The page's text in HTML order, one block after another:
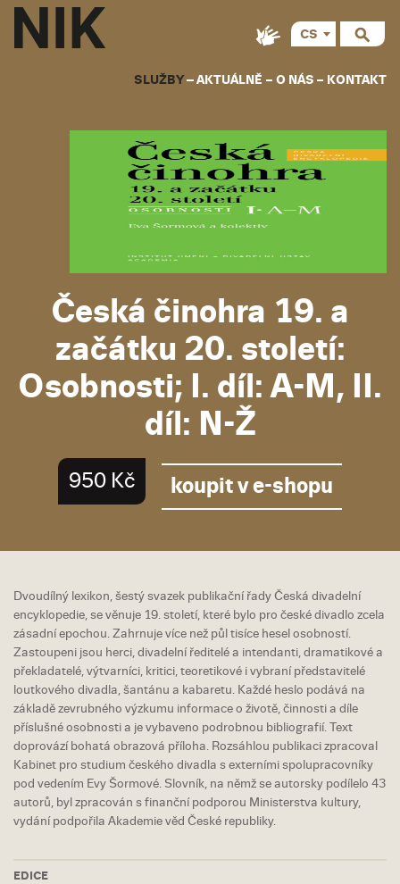
SLUŽBY AKTUÁLNĚ O NÁS KONTAKT
CS
Česká činohra 19. a
začátku 20. století:
Osobnosti; I. díl: A-M, II.
díl: N-Ž
950 Kč koupit v e-shopu
Dvoudílný lexikon, šestý svazek publikační řady Česká divadelní
encyklopedie, se věnuje 19. století, které bylo pro české divadlo zcela
zásadní epochou. Zahrnuje více než půl tisíce hesel osobností.
Zastoupeni jsou herci, divadelní ředitelé a intendanti, dramatikové a
překladatelé, výtvarníci, kritici, teoretikové i vybraní představitelé
loutkového divadla, šantánu a kabaretu. Každé heslo podává na
základě zevrubného výzkumu informace o životě, činnosti a díle
příslušné osobnosti a je vybaveno podrobnou bibliografií. Text
doprovází bohatá obrazová příloha. Rozsáhlou publikaci zpracoval
Kabinet pro studium českého divadla s externími spolupracovníky
pod vedením Evy Šormové. Slovník, na němž se autorsky podílelo 43
autorů, byl zpracován s finanční podporou Ministerstva kultury,
vydání podpořila Akademie věd České republiky.
EDICE